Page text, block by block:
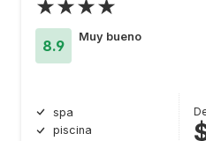
★★★★
8.9
Muy bueno
spa
piscina